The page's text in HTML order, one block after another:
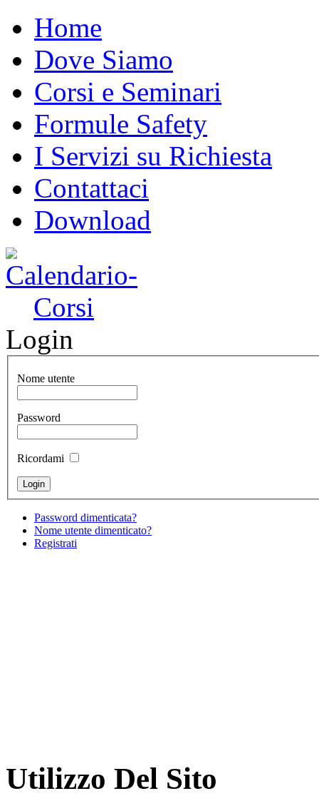
Home
Dove Siamo
Corsi e Seminari
Formule Safety
I Servizi su Richiesta
Contattaci
Download
Login
Nome utente
Password
Ricordami
Password dimenticata?
Nome utente dimenticato?
Registrati
Utilizzo Del Sito